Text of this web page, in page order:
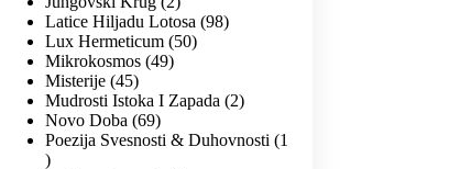
Latice Hiljadu Lotosa
98
Lux Hermeticum 50
Mikrokosmos 49
Misterije 45
Mudrosti Istoka I Zapada
2
Novo Doba
69
Poezija Svesnosti & Duhovnosti
1